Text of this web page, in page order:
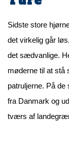
Sidste store
det virkelig går
det sædvanlige.
møderne til at stå
patruljerne. På
fra Danmark og
tværs af